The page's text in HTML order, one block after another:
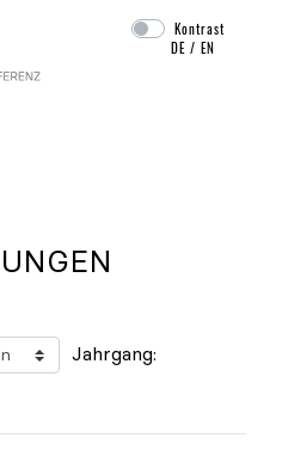
Navigation überspringen
Kontrast
DE /EN
Jahrgang: